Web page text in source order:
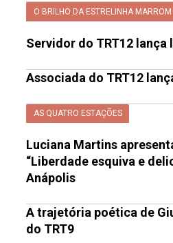
O BRILHO DA ESTRELINHA MARROM
Servidor do TRT12
Associada do TRT12
AS QUATRO ESTAÇÕES
Luciana Martins
“Liberdade esquiva e
Anápolis
A trajetória poética de
do TRT9